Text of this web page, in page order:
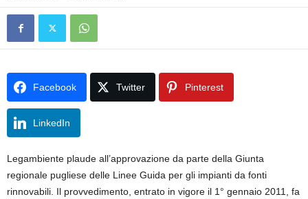
Facebook Twitter Pinterest
LinkedIn
Legambiente plaude all’approvazione da parte della Giunta
regionale pugliese delle Linee Guida per gli impianti da fonti
rinnovabili. Il provvedimento, entrato in vigore il 1° gennaio 2011, fa